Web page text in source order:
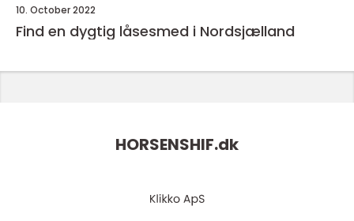
10. October 2022
Find en dygtig låsesmed i Nordsjælland
HORSENSHIF.dk